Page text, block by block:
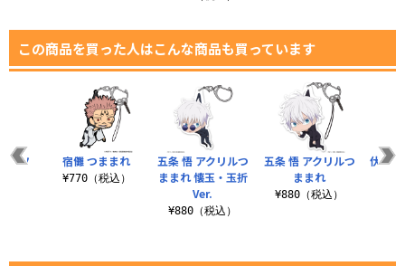
この商品を買った人はこんな商品も買っています
五条 悟 アクリルつ
ままれ 懐玉・玉折
Ver.
¥880（税込）
五条 悟 アクリルつ
ままれ
¥880（税込）
伏黒
ャツ 宿儺 つままれ
¥770（税込）